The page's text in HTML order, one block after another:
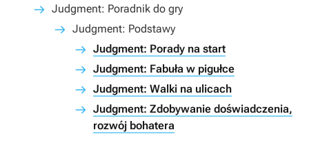
Judgment: Poradnik do gry
Judgment: Podstawy
Judgment: Porady na start
Judgment: Fabuła w pigułce
Judgment: Walki na ulicach
Judgment: Zdobywanie doświadczenia,
rozwój bohatera